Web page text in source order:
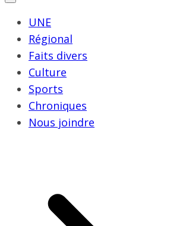
UNE
Régional
Faits divers
Culture
Sports
Chroniques
Nous joindre